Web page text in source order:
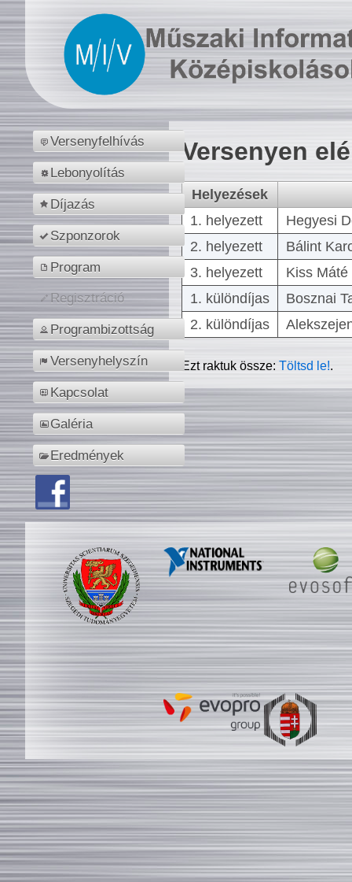
Versenyfelhívás
Lebonyolítás
Díjazás
Szponzorok
Program
Regisztráció
Programbizottság
Versenyhelyszín
Kapcsolat
Galéria
Eredmények
Versenyen
Helyezések
1. helyezett
Hegyesi
2. helyezett
Bálint
3. helyezett
Kiss
1. különdíjas
Bosznai
2. különdíjas
Ezt raktuk össze:Töltsd le!.